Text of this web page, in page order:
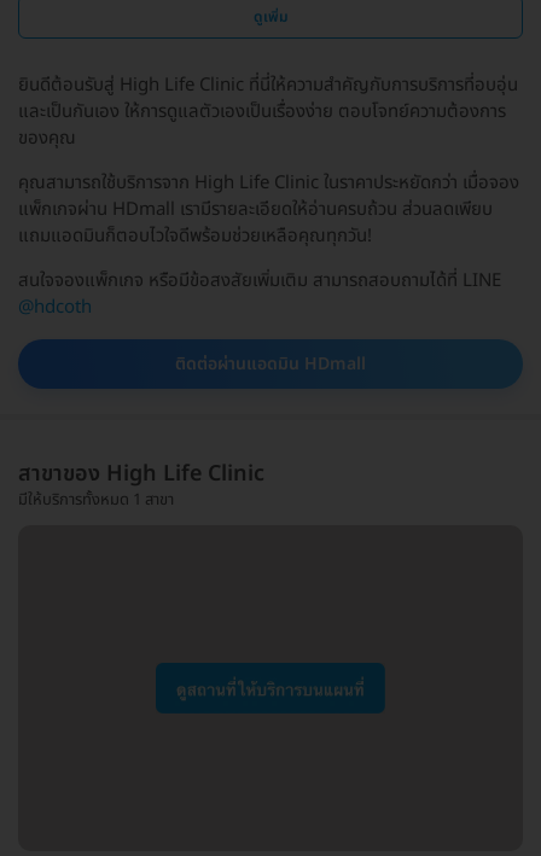
ยินดีต้อนรับสู่ High Life Clinic ที่นี่ให้ความสำคัญกับการบริการที่อบอุ่น
และเป็นกันเอง ให้การดูแลตัวเองเป็นเรื่องง่าย ตอบโจทย์ความต้องการ
ของคุณ
คุณสามารถใช้บริการจาก High Life Clinic ในราคาประหยัดกว่า เมื่อจอง
แพ็กเกจผ่าน HDmall เรามีรายละเอียดให้อ่านครบถ้วน ส่วนลดเพียบ
แถมแอดมินก็ตอบไวใจดีพร้อมช่วยเหลือคุณทุกวัน!
สนใจจองแพ็กเกจ หรือมีข้อสงสัยเพิ่มเติม สามารถสอบถามได้ที่ LINE
@hdcoth
ติดต่อผ่านแอดมิน HDmall
สาขาของ High Life Clinic
มีให้บริการทั้งหมด 1 สาขา
ดูเพิ่ม